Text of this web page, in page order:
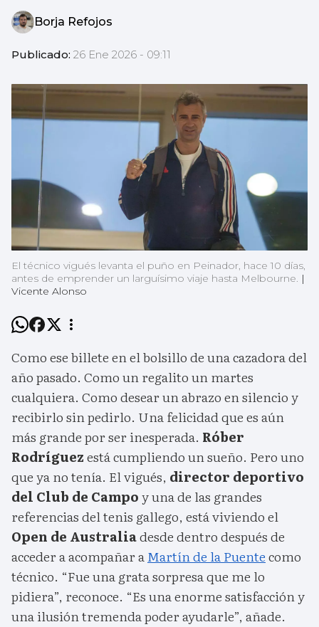
Borja Refojos
Publicado: 26 Ene 2026 - 09:11
El técnico vigués levanta el puño en Peinador, hace 10 días,
antes de emprender un larguísimo viaje hasta Melbourne. |
Vicente Alonso
Como ese billete en el bolsillo de una cazadora del
año pasado. Como un regalito un martes
cualquiera. Como desear un abrazo en silencio y
recibirlo sin pedirlo. Una felicidad que es aún
más grande por ser inesperada. Róber
Rodríguezestá cumpliendo un sueño. Pero uno
que ya no tenía. El vigués, director deportivo
del Club de Campoy una de las grandes
referencias del tenis gallego, está viviendo el
Open de Australiadesde dentro después de
acceder a acompañar aMartín de la Puentecomo
técnico. “Fue una grata sorpresa que me lo
pidiera”, reconoce. “Es una enorme satisfacción y
una ilusión tremenda poder ayudarle”, añade.